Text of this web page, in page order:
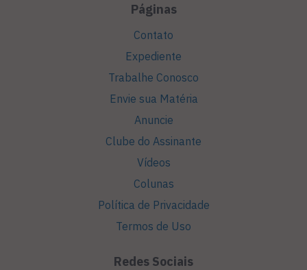
Páginas
Contato
Expediente
Trabalhe Conosco
Envie sua Matéria
Anuncie
Clube do Assinante
Vídeos
Colunas
Política de Privacidade
Termos de Uso
Redes Sociais